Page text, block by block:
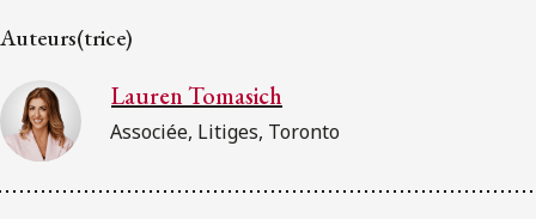
S’abonner
Auteurs(trice)
Lauren Tomasich
Associée, Litiges, Toronto